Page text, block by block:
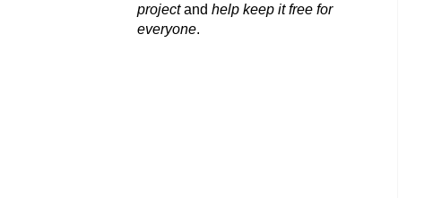
projectand help keep it free for
everyone.